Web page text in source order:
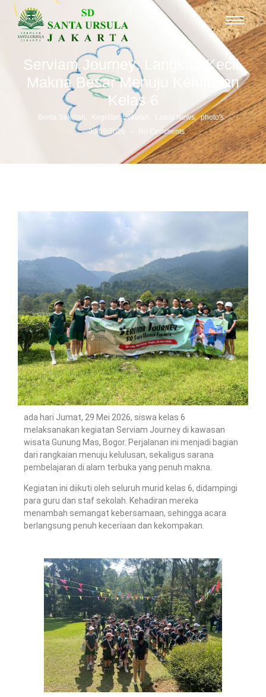
Serviam Journey: Langkah Kecil,
Makna Besar Menuju Kelulusan
Kelas 6
Berita Sekolah Kegiatan Sekolah Latest News, photo's
- 30/05/2026 - No Comments
ada hari Jumat, 29 Mei 2026, siswa kelas 6
melaksanakan kegiatan Serviam Journey di kawasan
wisata Gunung Mas, Bogor. Perjalanan ini menjadi bagian
dari rangkaian menuju kelulusan, sekaligus sarana
pembelajaran di alam terbuka yang penuh makna.
Kegiatan ini diikuti oleh seluruh murid kelas 6, didampingi
para guru dan staf sekolah. Kehadiran mereka
menambah semangat kebersamaan, sehingga acara
berlangsung penuh keceriaan dan kekompakan.